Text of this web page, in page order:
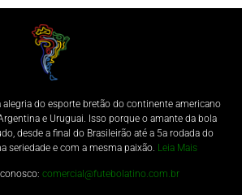
alegria do esporte bretão do continente americano
e Uruguai. Isso porque o amante da bola
desde a final do Brasileirão até a 5a rodada do
seriedade e com a mesma paixão. Leia Mais
comercial@futebolatino.com.br